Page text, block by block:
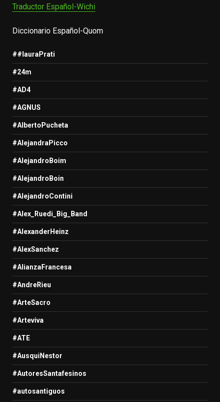
Traductor Español-Wichi
Diccionario Español-Quom
##lauraPrati
#24m
#AD4
#AGNUS
#AlbertoPucheta
#AlejandraPicco
#AlejandroBoim
#AlejandroBoin
#AlejandroContini
#Alex_Ruedi_Big_Band
#AlexanderHeinz
#AlexSanchez
#AlianzaFrancesa
#AndreRieu
#ArteSacro
#Arteviva
#ATE
#AusquiNestor
#AutoresSantafesinos
#autosantiguos